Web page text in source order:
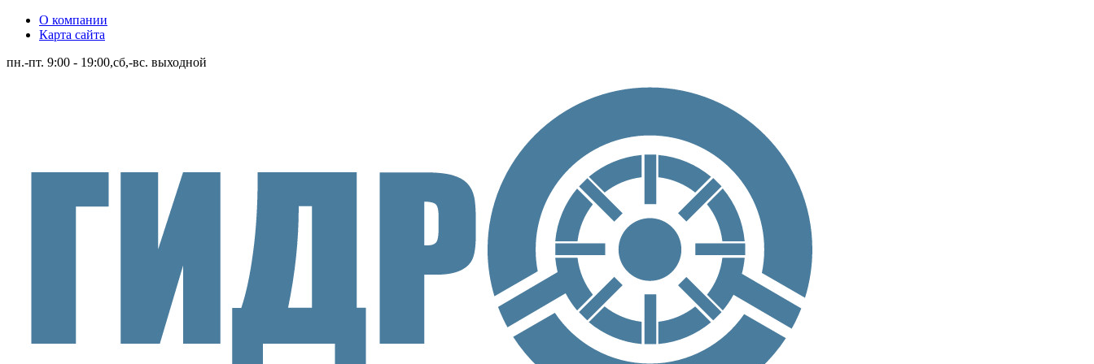
О компании
Карта сайта
пн.-пт. 9:00 - 19:00,сб,-вс. выходной